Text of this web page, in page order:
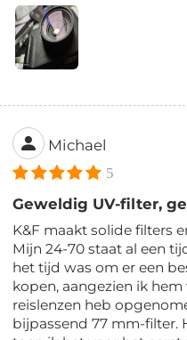
Michael
5
Geweldig UV-filter,
K&F maakt solide filters
Mijn 24-70 staat al een
het tijd was om er een
kopen, aangezien ik
reislenzen heb
bijpassend 77 mm-filter.